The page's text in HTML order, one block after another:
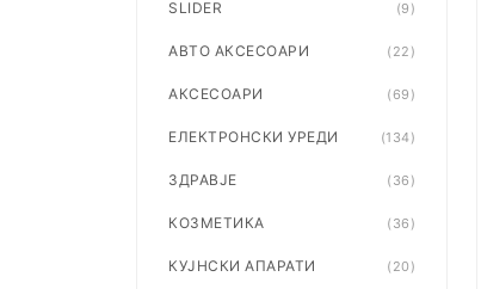
SLIDER (9)
АВТО АКСЕСОАРИ (22)
АКСЕСОАРИ (69)
ЕЛЕКТРОНСКИ УРЕДИ (134)
ЗДРАВЈЕ (36)
КОЗМЕТИКА (36)
КУЈНСКИ АПАРАТИ (20)